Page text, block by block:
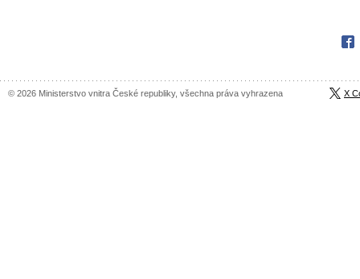
© 2026 Ministerstvo vnitra České republiky, všechna práva vyhrazena X